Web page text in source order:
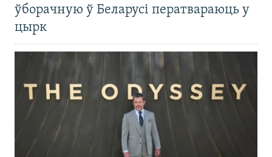
ўборачную ў Беларусі ператвараюць у
цырк